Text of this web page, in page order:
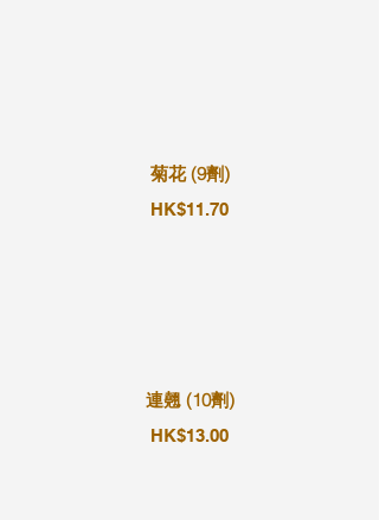
菊花 (9劑)
HK$11.70
連翹 (10劑)
HK$13.00